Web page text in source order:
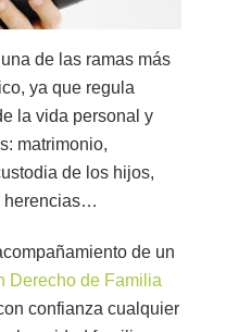
de las ramas más
ya que regula
la vida personal y
matrimonio,
de los hijos,
herencias…
de un
Derecho de Familia
confianza cualquier